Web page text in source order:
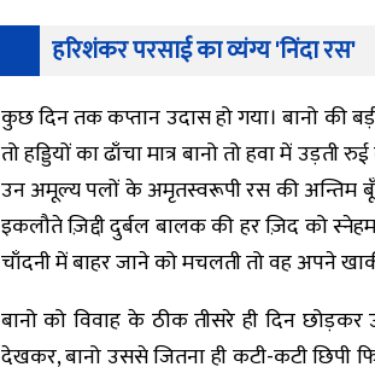
हरिशंकर परसाई का व्यंग्य 'निंदा रस'
कुछ दिन तक कप्तान उदास हो गया। बानो की
तो हड्डियों का ढाँचा मात्र बानो तो हवा में
उन अमूल्य पलों के अमृतस्वरूपी रस की अन्तिम
इकलौते ज़िद्दी दुर्बल बालक की हर ज़िद को
चाँदनी में बाहर जाने को मचलती तो वह अपने
बानो को विवाह के ठीक तीसरे ही दिन
देखकर, बानो उससे जितना ही कटी-कटी छिपी